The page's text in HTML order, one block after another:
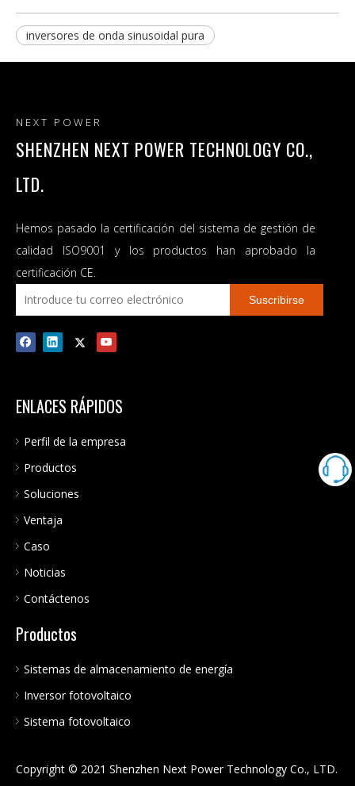
inversores de onda sinusoidal pura
NEXT POWER
SHENZHEN NEXT POWER TECHNOLOGY CO.,
LTD.
Hemos pasado la certificación del sistema de gestión de
calidad ISO9001 y los productos han aprobado la
certificación CE.
Suscribirse
ENLACES RÁPIDOS
Perfil de la empresa
Productos
Soluciones
Ventaja
Caso
Noticias
Contáctenos
Productos
Sistemas de almacenamiento de energía
Inversor fotovoltaico
Sistema fotovoltaico
Copyright © 2021 Shenzhen Next Power Technology Co., LTD.